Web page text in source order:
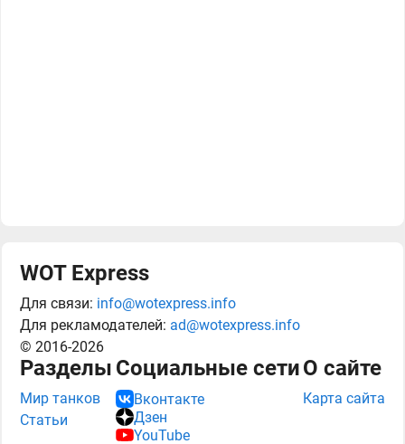
WOT Express
Для связи: info@wotexpress.info
Для рекламодателей: ad@wotexpress.info
© 2016-2026
Разделы
Мир танков
Статьи
Социальные сети
Вконтакте
Дзен
YouTube
О сайте
Карта сайта